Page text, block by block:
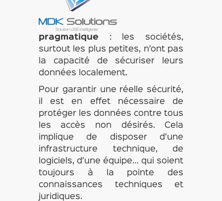
pragmatique : les sociétés,
surtout les plus petites, n’ont pas
la capacité de sécuriser leurs
données localement.
Pour garantir une réelle sécurité,
il est en effet nécessaire de
protéger les données contre tous
les accès non désirés. Cela
implique de disposer d’une
infrastructure technique, de
logiciels, d’une équipe… qui soient
toujours à la pointe des
connaissances techniques et
juridiques.